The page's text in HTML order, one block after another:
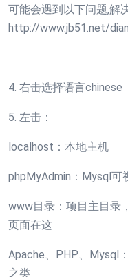
可能会遇到以下问题,解
http://www.jb51.net/
4. 右击选择语言chinese
5. 左击：
localhost：本地主机
phpMyAdmin：Mysql可
www目录：项目主目录
页面在这
Apache、PHP、Mysql
之类